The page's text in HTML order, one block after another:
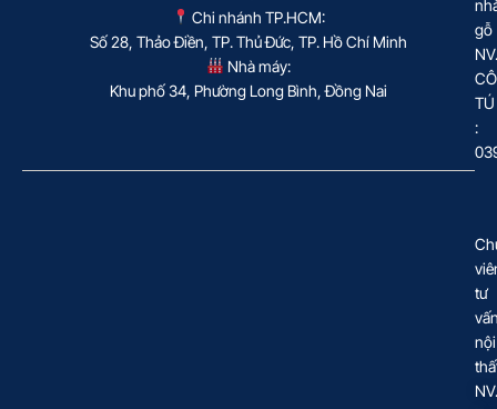
Chi nhánh TP.HCM:
Số 28, Thảo Điền, TP. Thủ Đức, TP. Hồ Chí Minh
Nhà máy:
Khu phố 34, Phường Long Bình, Đồng Nai
gỗ
NV.
TÚ
:
tư
nội
NV.